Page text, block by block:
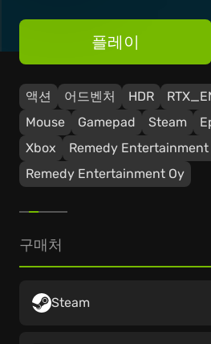
액션 어드벤처 HDR
Mouse
Gamepad Steam
Xbox
Remedy Entertainment
Remedy Entertainment Oy
플레이
구매처
Steam